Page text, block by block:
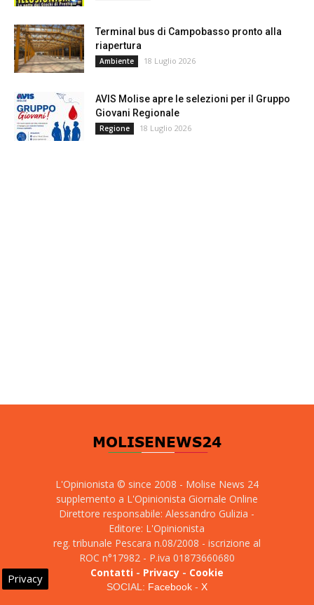
Terminal bus di Campobasso pronto alla
riapertura
Ambiente 18 Luglio 2026
AVIS Molise apre le selezioni per il Gruppo
Giovani Regionale
Regione 18 Luglio 2026
L'Opinionista © since 2008 - Molise News 24
supplemento a L'Opinionista Giornale Online
Direttore responsabile: Alessandro Gulizia -
Editore: L'Opinionista
reg. tribunale Pescara n.08/2008 - iscrizione al
ROC n°17982 - P.iva 01873660680
Contatti- Privacy- Cookie
SOCIAL: Facebook- X
Privacy